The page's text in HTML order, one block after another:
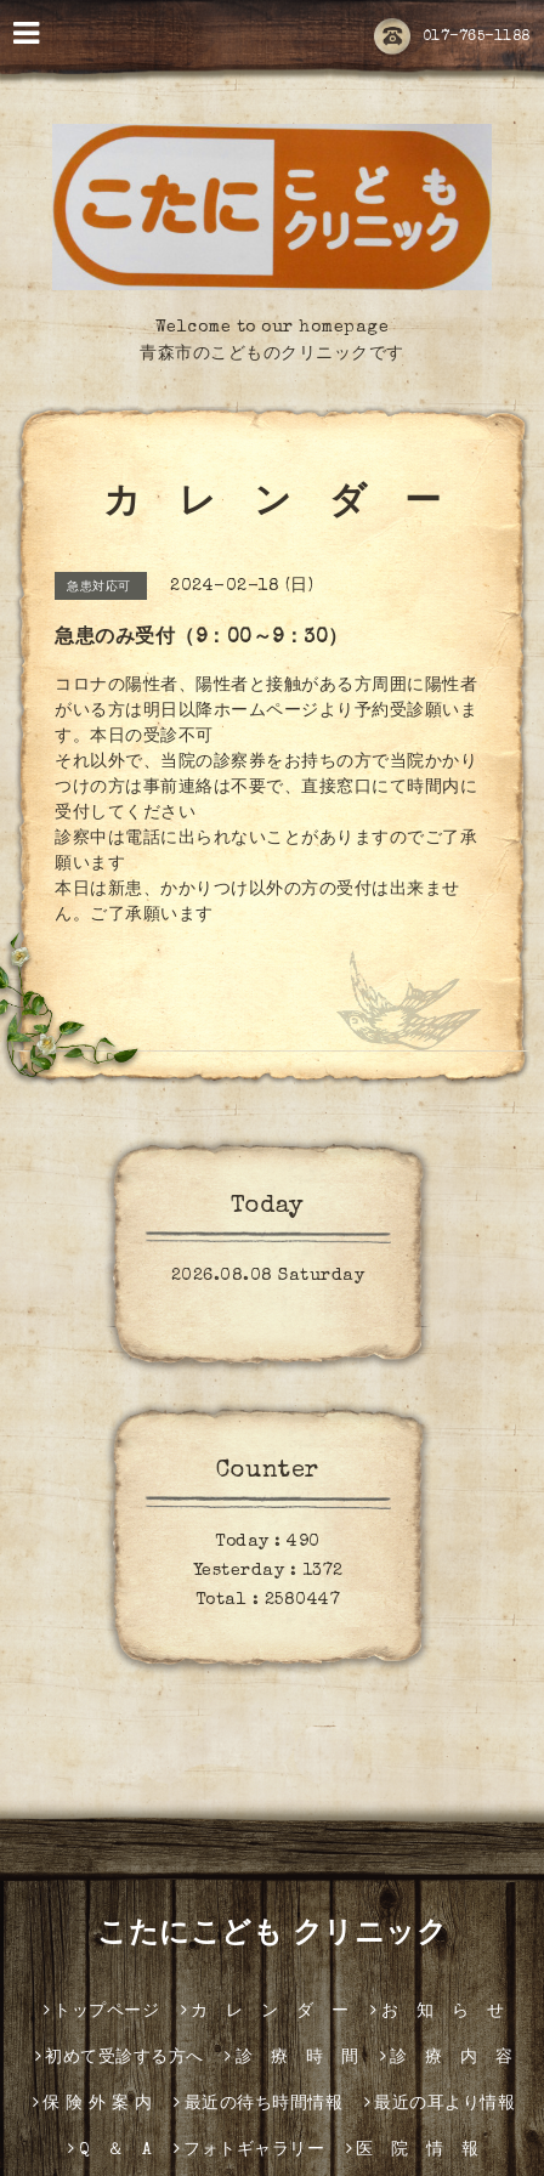
017-765-1188
Welcome to our homepage
青森市のこどものクリニックです
カ レ ン ダ ー
急患対応可 2024-02-18 (日)
急患のみ受付（9：00～9：30）
コロナの陽性者、陽性者と接触がある方周囲に陽性者
がいる方は明日以降ホームページより予約受診願いま
す。本日の受診不可
それ以外で、当院の診察券をお持ちの方で当院かかり
つけの方は事前連絡は不要で、直接窓口にて時間内に
受付してください
診察中は電話に出られないことがありますのでご了承
願います
本日は新患、かかりつけ以外の方の受付は出来ませ
ん。ご了承願います
Today
2026.08.08 Saturday
Counter
Today :490
Yesterday : 1372
Total : 2580447
こたにこども クリニック
トップページ カ レ ン ダ ー お 知 ら せ
初めて受診する方へ 診 療 時 間 診 療 内 容
保 険 外 案 内 最近の待ち時間情報 最近の耳より情報
Q ＆ A フォトギャラリー 医 院 情 報